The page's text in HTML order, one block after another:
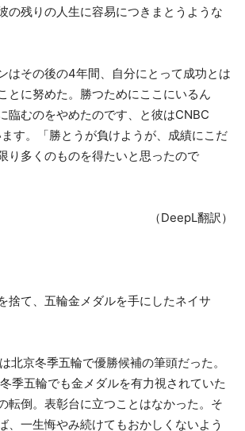
の残りの人生に容易につきまとうような
はその後の4年間、自分にとって成功とは
とに努めた。勝つためにここにいるん
臨むのをやめたのです、と彼はCNBC
す。「勝とうが負けようが、成績にこだ
り多くのものを得たいと思ったので
（DeepL翻訳）
捨て、五輪金メダルを手にしたネイサ
北京冬季五輪で優勝候補の筆頭だった。
季五輪でも金メダルを有力視されていた
転倒。表彰台に立つことはなかった。そ
、一生悔やみ続けてもおかしくないよう